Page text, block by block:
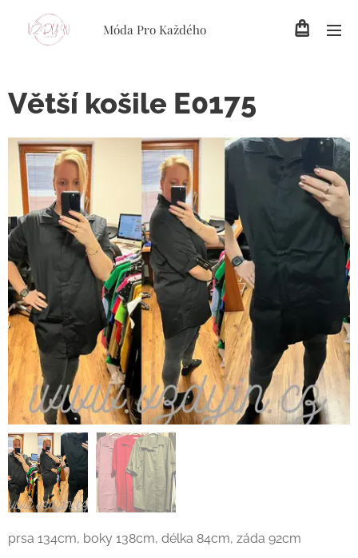
Móda Pro Každého
Větší košile E0175
prsa 134cm, boky 138cm, délka 84cm, záda 92cm